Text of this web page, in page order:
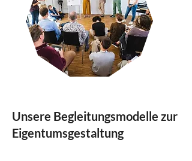
Unsere Begleitungsmodelle zur
Eigentumsgestaltung